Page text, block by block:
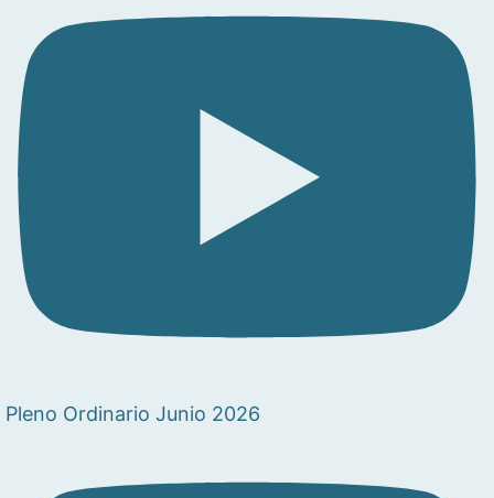
Pleno Ordinario Junio 2026